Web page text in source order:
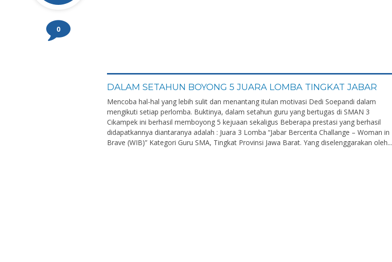
0
DALAM SETAHUN BOYONG 5 JUARA LOMBA TINGKAT JABAR
Mencoba hal-hal yang lebih sulit dan menantang itulan motivasi Dedi Soepandi dalam
mengikuti setiap perlomba. Buktinya, dalam setahun guru yang bertugas di SMAN 3
Cikampek ini berhasil memboyong 5 kejuaan sekaligus Beberapa prestasi yang berhasil
didapatkannya diantaranya adalah : Juara 3 Lomba “Jabar Bercerita Challange – Woman in
Brave (WIB)” Kategori Guru SMA, Tingkat Provinsi Jawa Barat. Yang diselenggarakan oleh...